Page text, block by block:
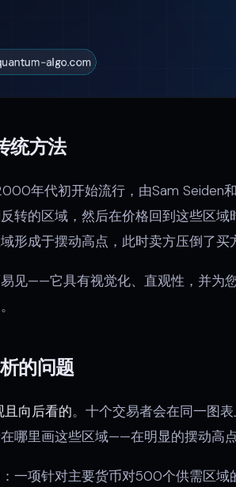
统方法
年代初开始流行，由Sam Seiden
转的区域，然后在价格回到这些区
形成于摆动高点，此时卖方压倒了买
见——它具有视觉化、直观性，并为
的问题
且向后看的。十个交易者会在同一图
哪里画这些区域——在明显的摆动高
一项针对主要货币对500个供需区